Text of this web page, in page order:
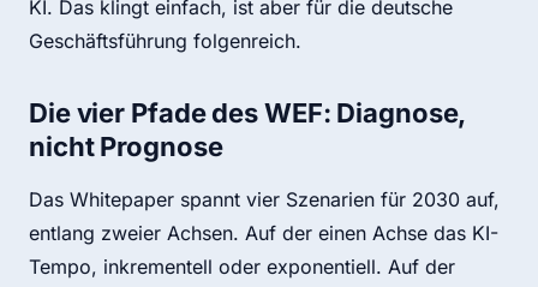
KI. Das klingt einfach, ist aber für die deutsche
Geschäftsführung folgenreich.
Die vier Pfade des WEF: Diagnose,
nicht Prognose
Das Whitepaper spannt vier Szenarien für 2030 auf,
entlang zweier Achsen. Auf der einen Achse das KI-
Tempo, inkrementell oder exponentiell. Auf der